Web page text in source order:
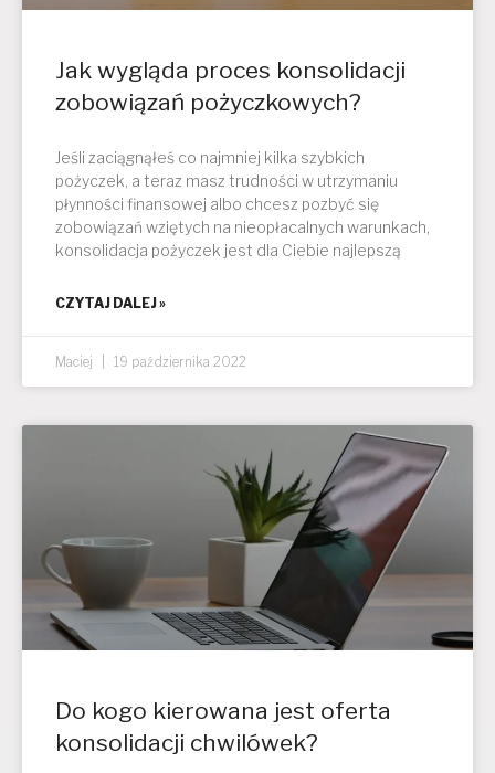
Jak wygląda proces konsolidacji
zobowiązań pożyczkowych?
Jeśli zaciągnąłeś co najmniej kilka szybkich
pożyczek, a teraz masz trudności w utrzymaniu
płynności finansowej albo chcesz pozbyć się
zobowiązań wziętych na nieopłacalnych warunkach,
konsolidacja pożyczek jest dla Ciebie najlepszą
CZYTAJ DALEJ »
Maciej 19 października 2022
Do kogo kierowana jest oferta
konsolidacji chwilówek?